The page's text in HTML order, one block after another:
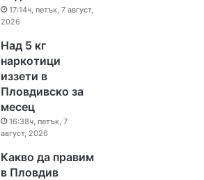
17:14ч, петък, 7 август,
2026
Над 5 кг
наркотици
иззети в
Пловдивско за
месец
16:38ч, петък, 7
август, 2026
Какво да правим
в Пловдив